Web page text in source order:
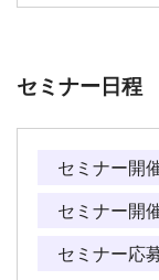
セミナー日程
セミナー開
セミナー開
セミナー応